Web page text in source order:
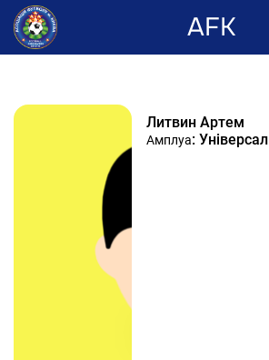
AFK
Литвин Артем
Амплуа: Універсал